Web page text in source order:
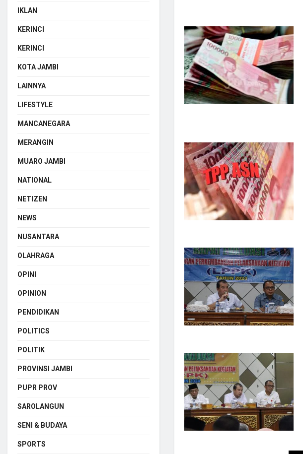
IKLAN
KERINCI
KERINCI
KOTA JAMBI
LAINNYA
LIFESTYLE
MANCANEGARA
MERANGIN
MUARO JAMBI
NATIONAL
NETIZEN
NEWS
NUSANTARA
OLAHRAGA
OPINI
OPINION
PENDIDIKAN
POLITICS
POLITIK
PROVINSI JAMBI
PUPR PROV
SAROLANGUN
SENI & BUDAYA
SPORTS